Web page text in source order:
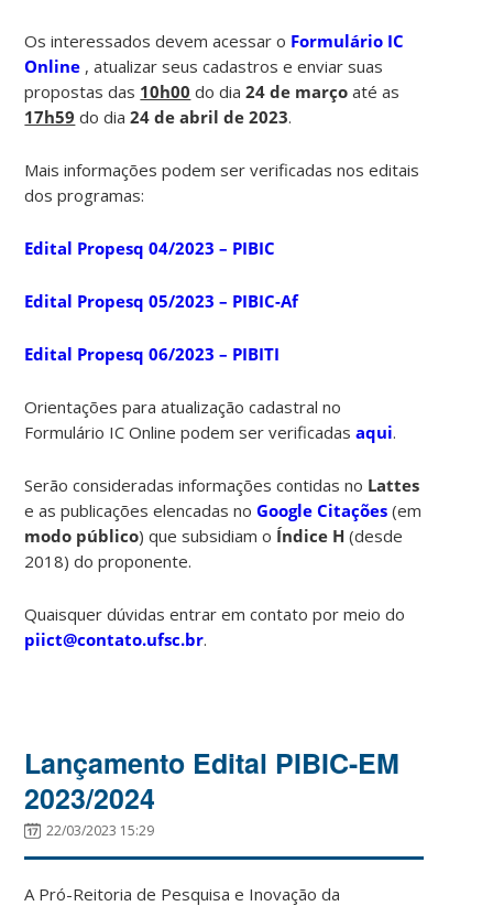
Os interessados devem acessar o Formulário IC
Online , atualizar seus cadastros e enviar suas
propostas das 10h00 do dia 24 de marçoaté as
17h59 do dia 24 de abril de 2023.
Mais informações podem ser verificadas nos editais
dos programas:
Edital Propesq 04/2023 – PIBIC
Edital Propesq 05/2023 – PIBIC-Af
Edital Propesq 06/2023 – PIBITI
Orientações para atualização cadastral no
Formulário IC Online podem ser verificadasaqui.
Serão consideradas informações contidas no Lattes
e as publicações elencadas noGoogle Citações (em
modo público) que subsidiam o Índice H (desde
2018) do proponente.
Quaisquer dúvidas entrar em contato por meio do
piict@contato.ufsc.br.
Lançamento Edital PIBIC-EM
2023/2024
22/03/2023 15:29
A Pró-Reitoria de Pesquisa e Inovação da